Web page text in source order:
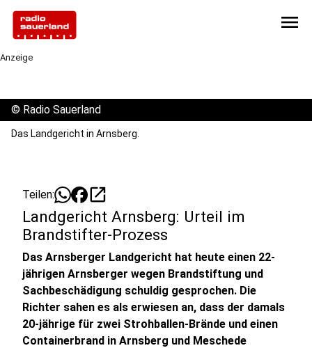
menu
Anzeige
© Radio Sauerland
Das Landgericht in Arnsberg.
Teilen: open_in_new
Landgericht Arnsberg: Urteil im
Brandstifter-Prozess
Das Arnsberger Landgericht hat heute einen 22-
jährigen Arnsberger wegen Brandstiftung und
Sachbeschädigung schuldig gesprochen. Die
Richter sahen es als erwiesen an, dass der damals
20-jährige für zwei Strohballen-Brände und einen
Containerbrand in Arnsberg und Meschede